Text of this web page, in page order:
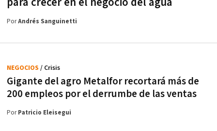
PorAndrés Sanguinetti
Gigante del agro Metalfor recortará más de
200 empleos por el derrumbe de las ventas
NEGOCIOS / Crisis
PorPatricio Eleisegui